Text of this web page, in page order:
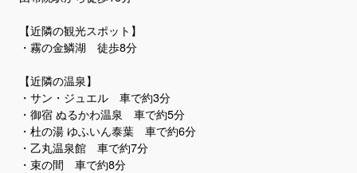
【近隣の観光スポット】
・霧の金鱗湖 徒歩8分
【近隣の温泉】
・サン・ジュエル 車で約3分
・御宿 ぬるかわ温泉 車で約5分
・杜の湯 ゆふいん泰葉 車で約6分
・乙丸温泉館 車で約7分
・束の間 車で約8分